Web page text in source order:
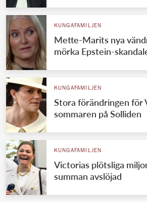
KUNGAFAMILJEN
Mette-Marits nya
mörka Epstein-
KUNGAFAMILJEN
Stora förändringen för
sommaren på Solliden
KUNGAFAMILJEN
Victorias plötsliga
summan avslöjad